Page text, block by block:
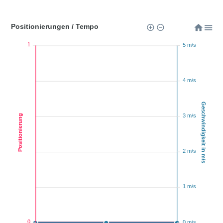
Positionierungen / Tempo
1
0
Positionierung
5 m/s
4 m/s
3 m/s
2 m/s
1 m/s
0 m/s
Geschwindigkeit in m/s